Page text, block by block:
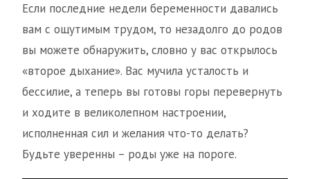
Если последние недели беременности давались
вам с ощутимым трудом, то незадолго до родов
вы можете обнаружить, словно у вас открылось
«второе дыхание». Вас мучила усталость и
бессилие, а теперь вы готовы горы перевернуть
и ходите в великолепном настроении,
исполненная сил и желания что-то делать?
Будьте уверенны – роды уже на пороге.